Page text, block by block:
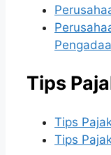
Tips
Tips
Tips